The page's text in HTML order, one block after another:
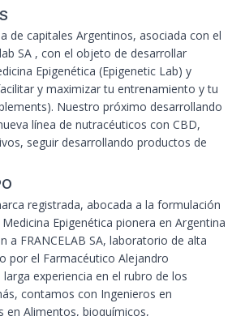
de capitales Argentinos, asociada con el
SA , con el objeto de desarrollar
Epigenética (Epigenetic Lab) y
y maximizar tu entrenamiento y tu
Nuestro próximo desarrollando
línea de nutracéuticos con CBD,
seguir desarrollando productos de
registrada, abocada a la formulación
Epigenética pionera en Argentina
a FRANCELAB SA, laboratorio de alta
por el Farmacéutico Alejandro
experiencia en el rubro de los
contamos con Ingenieros en
en Alimentos, bioquímicos,